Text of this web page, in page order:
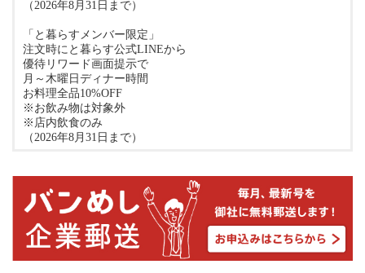
（2026年8月31日まで）
「と暮らすメンバー限定」
注文時にと暮らす公式LINEから
優待リワード画面提示で
月～木曜日ディナー時間
お料理全品10%OFF
※お飲み物は対象外
※店内飲食のみ
（2026年8月31日まで）